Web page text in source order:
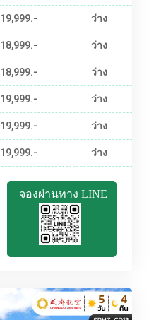
19,999.-
ว่าง
18,999.-
ว่าง
18,999.-
ว่าง
19,999.-
ว่าง
19,999.-
ว่าง
19,999.- ว่าง
จองผ่านทาง LINE